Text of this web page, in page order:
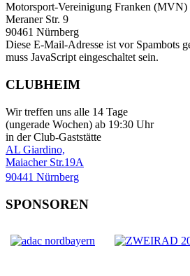
Motorsport-Vereinigung Franken
Meraner Str. 9
90461 Nürnberg
Diese E-Mail-Adresse ist vor Spambots
muss JavaScript eingeschaltet sein.
CLUBHEIM
Wir treffen uns alle 14 Tage
(ungerade Wochen) ab 19:30 Uhr
in der Club-Gaststätte
AL Giardino,
Maiacher Str.19A
90441 Nürnberg
SPONSOREN